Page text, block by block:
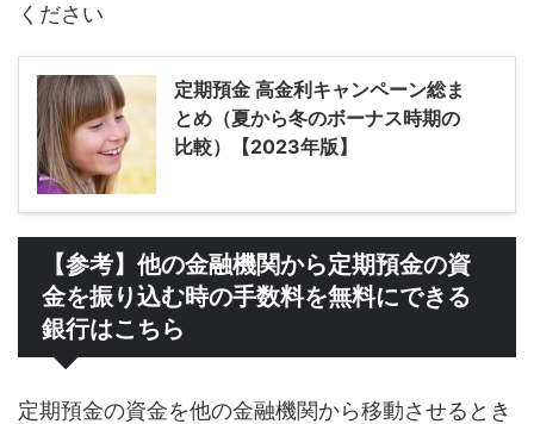
ください
定期預金 高金利キャンペーン総ま
とめ（夏から冬のボーナス時期の
比較）【2023年版】
【参考】他の金融機関から定期預金の資
金を振り込む時の手数料を無料にできる
銀行はこちら
定期預金の資金を他の金融機関から移動させるとき